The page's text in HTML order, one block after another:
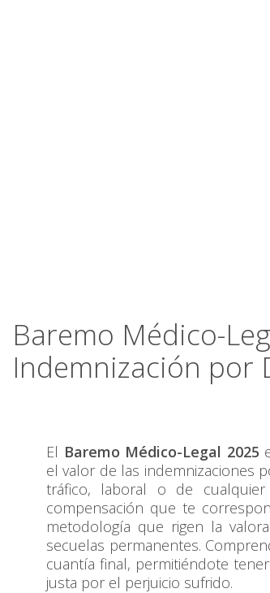
Baremo Médico-
Indemnización por
El Baremo Médico-Legal 2025
el valor de las indemnizaciones
tráfico, laboral o de
compensación que te
metodología que rigen la
secuelas permanentes.
cuantía final, permitiéndote
justa por el perjuicio sufrido.